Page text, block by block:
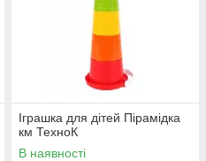
Іграшка для дітей Пірамідка
км ТехноК
В наявності